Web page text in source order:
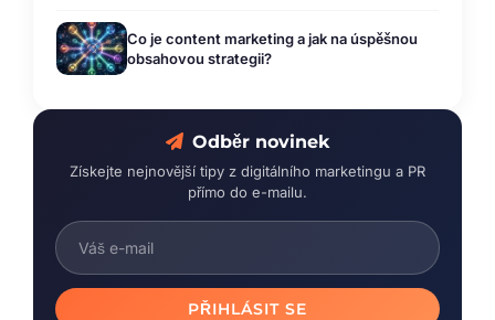
Co je content marketing a jak na úspěšnou
obsahovou strategii?
Odběr novinek
Získejte nejnovější tipy z digitálního marketingu a PR
přímo do e-mailu.
PŘIHLÁSIT SE